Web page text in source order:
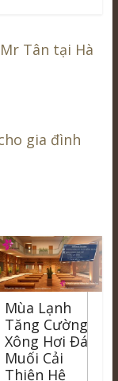
Tân tại Hà
gia đình
Mùa Lạnh
Tăng Cường
Xông Hơi Đá
Muối Cải
Thiện Hệ